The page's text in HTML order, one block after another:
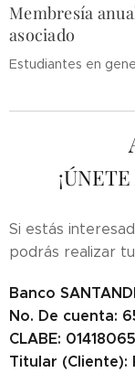
Membresía
asociado
Estudiantes en
Si estás
podrás realizar
Banco
No. De cuenta:
CLABE:
Titular (Cliente):